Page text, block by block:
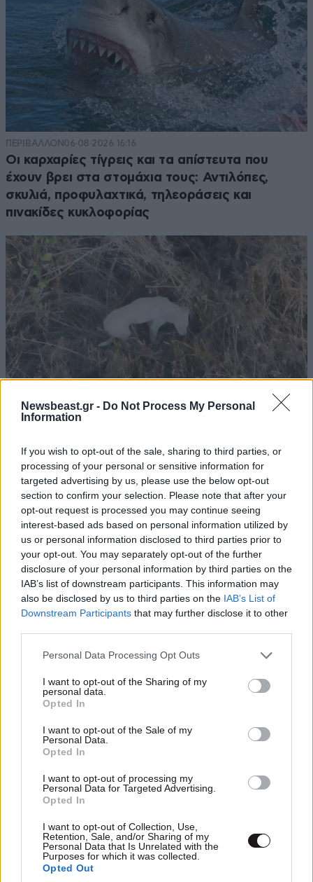
Newsbeast.gr - Do Not Process My Personal
Information
If you wish to opt-out of the sale, sharing to third parties, or
processing of your personal or sensitive information for
targeted advertising by us, please use the below opt-out
section to confirm your selection. Please note that after your
opt-out request is processed you may continue seeing
interest-based ads based on personal information utilized by
us or personal information disclosed to third parties prior to
your opt-out. You may separately opt-out of the further
disclosure of your personal information by third parties on the
IAB’s list of downstream participants. This information may
also be disclosed by us to third parties on the IAB’s List of
Downstream Participants that may further disclose it to other
Please note that this website/app uses one or more Google
not limited to your visit or usage behaviour. You may click to
grant or deny consent to Google and its third-party tags to
use your data for below specified purposes in below Google
consent section.
Personal Data Processing Opt Outs
I want to opt-out of the Sharing of my
personal data.
Opted In
I want to opt-out of the Sale of my
Personal Data.
Opted In
I want to opt-out of processing my
Personal Data for Targeted Advertising.
Opted In
I want to opt-out of Collection, Use,
Retention, Sale, and/or Sharing of my
Personal Data that Is Unrelated with the
Purposes for which it was collected.
Opted Out
ΠΕΡΙΒΑΛΛΟΝ 06·08·2026 16:16
Οι καρχαρίες τίγρεις και τα απίστευτα που
έχουν βρει στα στομάχια τους: Αντιλόπες,
σκυλιά, προφυλαχτικά, τηλεοράσεις και
πινακίδες κυκλοφορίας
«Καλό ταξίδι μικρέ»: Πέθανε το λευκό κουτάβι
που το είχαν υιοθετήσει η αγέλη των λύκων –
Το σπαρακτικό βίντεο
ΚΟΙΝΩΝΙΑ3 ω. πριν
Δολοφονία Βρετανίδας στην Κυψέλη: Οι
αποκαλύψεις της συζύγου του Αφγανού – Τα
μηνύματα και το ταξίδι στην Αράχωβα που της
κίνησαν υποψίες